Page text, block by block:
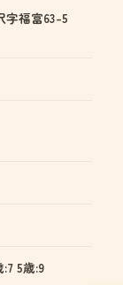
字福富63-5
:7 5歳:9